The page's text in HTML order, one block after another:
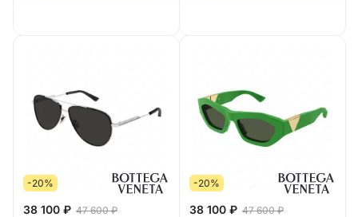
-20%
38 100 ₽ 47 600 ₽
-20%
38 100 ₽ 47 600 ₽